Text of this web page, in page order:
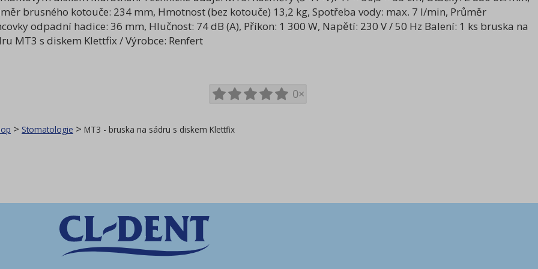
brusného kotouče: 234 mm, Hmotnost (bez kotouče) 13,2 kg, Spotřeba vody: max. 7 l/min, Průměr
odpadní hadice: 36 mm, Hlučnost: 74 dB (A), Příkon: 1 300 W, Napětí: 230 V / 50 Hz Balení: 1 ks bruska na
MT3 s diskem Klettfix / Výrobce: Renfert
0×
> Stomatologie > MT3 - bruska na sádru s diskem Klettfix